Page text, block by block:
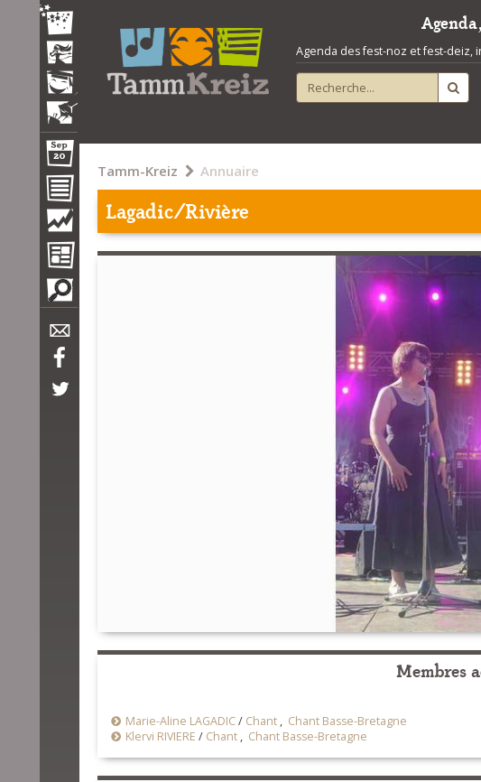
Agenda des fest-noz et fest-deiz,
Tamm-Kreiz Annuaire
Lagadic/Rivière
Membres
Marie-Aline LAGADIC/ Chant, Chant Basse-Bretagne
Klervi RIVIERE / Chant, Chant Basse-Bretagne